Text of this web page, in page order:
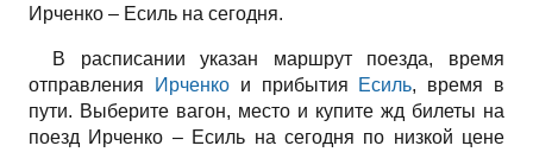
Ирченко – Есиль на сегодня.
В расписании указан маршрут поезда, время
отправления
Ирченкои прибытия Есиль, время в
пути. Выберите вагон, место и купите жд билеты на
поезд Ирченко – Есиль на сегодня по низкой цене